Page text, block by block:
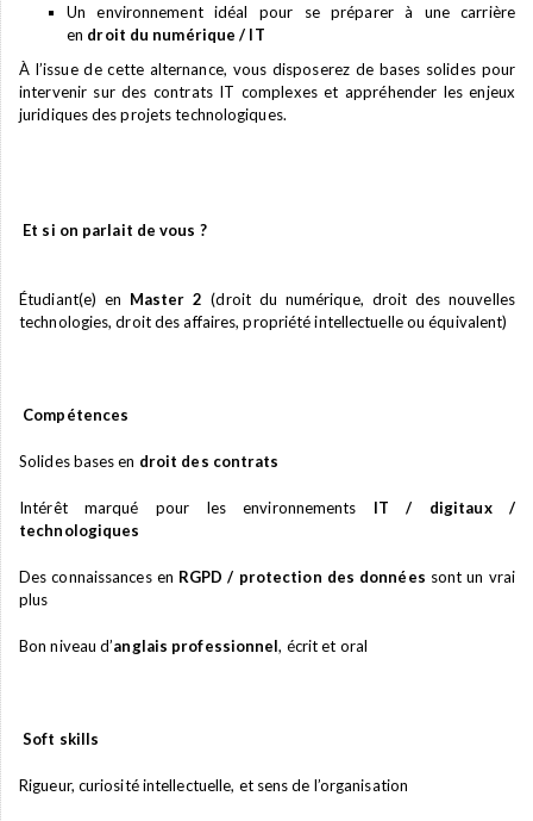
Un environnement idéal pour se préparer à une carrière
en droit du numérique / IT
À l’issue de cette alternance, vous disposerez de bases solides pour
intervenir sur des contrats IT complexes et appréhender les enjeux
juridiques des projets technologiques.
Et si on parlait de vous ?
Étudiant(e) en Master 2 (droit du numérique, droit des nouvelles
technologies, droit des affaires, propriété intellectuelle ou équivalent)
Compétences
Solides bases en droit des contrats
Intérêt marqué pour les environnements IT / digitaux /
technologiques
Des connaissances en RGPD / protection des données sont un vrai
plus
Bon niveau d’anglais professionnel, écrit et oral
Soft skills
Rigueur, curiosité intellectuelle, et sens de l’organisation